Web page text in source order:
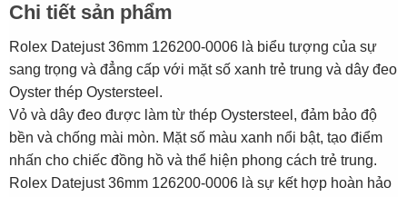
Chi tiết sản phẩm
Rolex Datejust 36mm 126200-0006 là biểu tượng của sự
sang trọng và đẳng cấp với mặt số xanh trẻ trung và dây đeo
Oyster thép Oystersteel.
Vỏ và dây đeo được làm từ thép Oystersteel, đảm bảo độ
bền và chống mài mòn. Mặt số màu xanh nổi bật, tạo điểm
nhấn cho chiếc đồng hồ và thể hiện phong cách trẻ trung.
Rolex Datejust 36mm 126200-0006 là sự kết hợp hoàn hảo